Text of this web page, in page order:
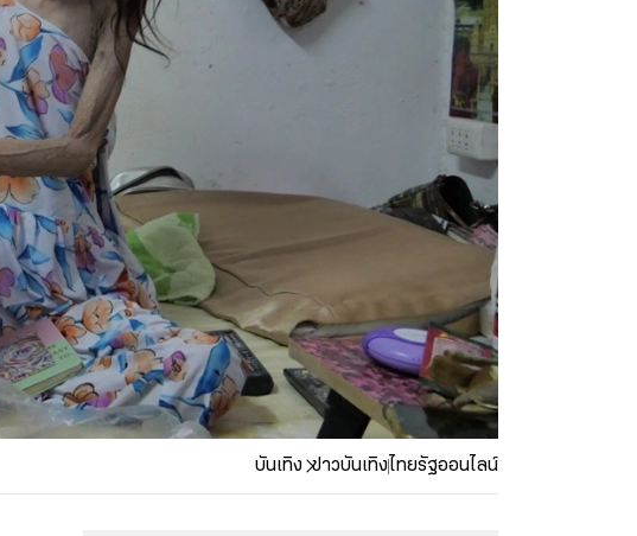
บันเทิง ข่าวบันเทิงไทยรัฐออนไลน์